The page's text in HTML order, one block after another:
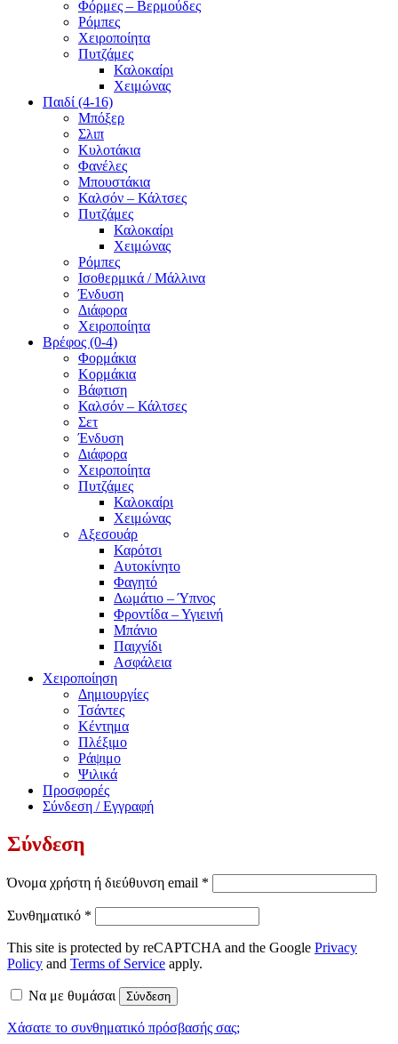
Φόρμες – Βερμούδες
Ρόμπες
Χειροποίητα
Πυτζάμες
Καλοκαίρι
Χειμώνας
Παιδί (4-16)
Μπόξερ
Σλιπ
Κυλοτάκια
Φανέλες
Μπουστάκια
Καλσόν – Κάλτσες
Πυτζάμες
Καλοκαίρι
Χειμώνας
Ρόμπες
Ισοθερμικά / Μάλλινα
Ένδυση
Διάφορα
Χειροποίητα
Βρέφος (0-4)
Φορμάκια
Κορμάκια
Βάφτιση
Καλσόν – Κάλτσες
Σετ
Ένδυση
Διάφορα
Χειροποίητα
Πυτζάμες
Καλοκαίρι
Χειμώνας
Αξεσουάρ
Καρότσι
Αυτοκίνητο
Φαγητό
Δωμάτιο – Ύπνος
Φροντίδα – Υγιεινή
Μπάνιο
Παιχνίδι
Ασφάλεια
Χειροποίηση
Δημιουργίες
Τσάντες
Κέντημα
Πλέξιμο
Ράψιμο
Ψιλικά
Προσφορές
Σύνδεση / Εγγραφή
Σύνδεση
Όνομα χρήστη ή διεύθυνση email *
Συνθηματικό *
This site is protected by reCAPTCHA and the Google Privacy
Policy and Terms of Service apply.
Να με θυμάσαι Σύνδεση
Χάσατε το συνθηματικό πρόσβασής σας;